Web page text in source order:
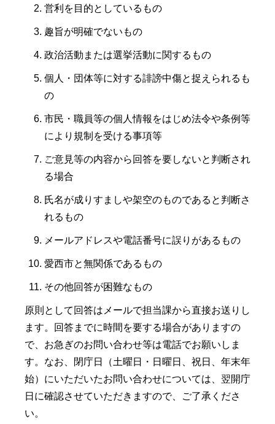
営利を目的としているもの
趣旨が明確でないもの
政治活動または選挙活動に関するもの
個人・団体等に対する誹謗中傷と捉えられるも
の
市民・職員等の個人情報をはじめ法令や条例等
により規制を受ける事項等
ご意見等の内容から回答を要しないと判断され
る場合
氏名が成りすましや架空のものであると判断さ
れるもの
メールアドレスや電話番号に誤りがあるもの
愛西市と無関係であるもの
その他回答が困難なもの
原則として回答はメールで担当課から直接お送りし
ます。回答までに時間を要する場合がありますの
で、お急ぎのお問い合わせ等は電話でお願いしま
す。なお、閉庁日（土曜日・日曜日、祝日、年末年
始）にいただいたお問い合わせについては、翌開庁
日に確認させていただきますので、ご了承くださ
い。